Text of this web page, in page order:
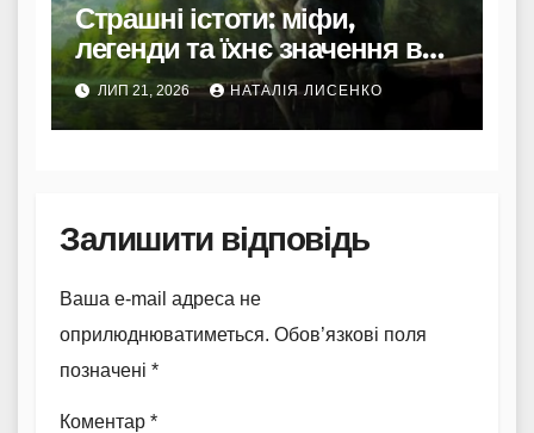
Страшні істоти: міфи,
легенди та їхнє значення в
культурі
ЛИП 21, 2026 НАТАЛІЯ ЛИСЕНКО
Залишити відповідь
Ваша e-mail адреса не
оприлюднюватиметься. Обов’язкові поля
позначені *
Коментар *